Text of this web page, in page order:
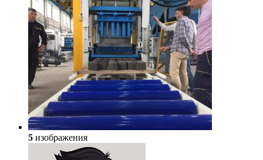
5 изображения